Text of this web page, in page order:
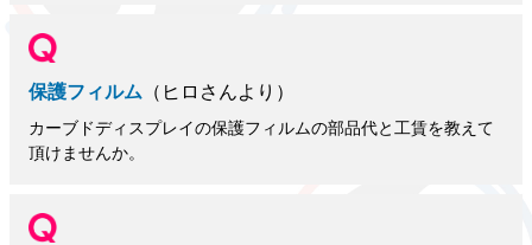
保護フィルム （ヒロさんより）
カーブドディスプレイの保護フィルムの部品代と工賃を教えて
頂けませんか。